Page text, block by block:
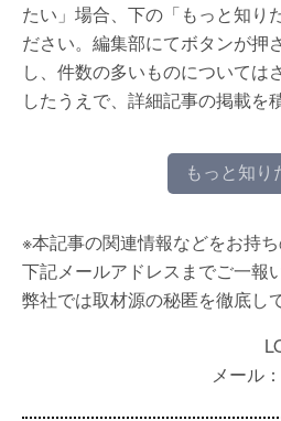
たい」場合、下の「もっと知り
ださい。編集部にてボタンが押
し、件数の多いものについては
したうえで、詳細記事の掲載を
もっと知り
※本記事の関連情報などをお持
下記メールアドレスまでご一報
弊社では取材源の秘匿を徹底し
メール